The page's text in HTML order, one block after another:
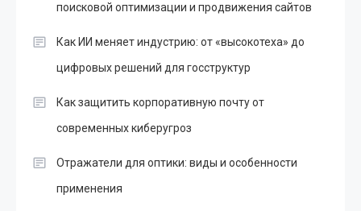
поисковой оптимизации и продвижения сайтов
Как ИИ меняет индустрию: от «высокотеха» до
цифровых решений для госструктур
Как защитить корпоративную почту от
современных киберугроз
Отражатели для оптики: виды и особенности
применения